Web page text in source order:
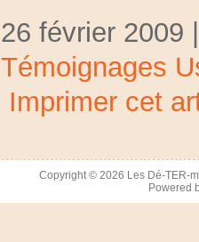
26 février 2009
Témoignages
Imprimer cet
Copyright © 2026 Les Dé-TER-
Powered